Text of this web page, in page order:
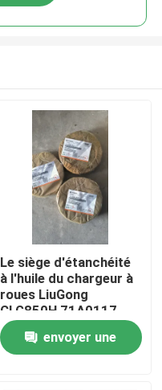
Le siège d'étanchéité
à l'huile du chargeur à
roues LiuGong
CLG850H 71A0117
envoyer une